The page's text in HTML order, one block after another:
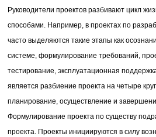
Руководители проектов разбивают цикл
способами. Например, в проектах по
часто выделяются такие этапы как
системе, формулирование требований,
тестирование, эксплуатационная
является разбиение проекта на четыре
планирование, осуществление и
Формулирование проекта по существу
проекта. Проекты инициируются в силу